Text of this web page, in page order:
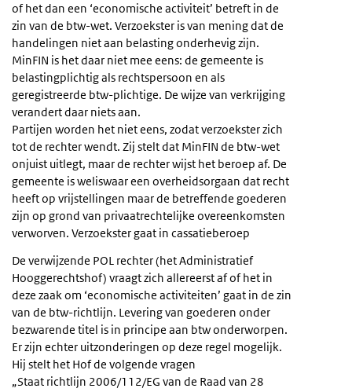
of het dan een ‘economische activiteit’ betreft in de
zin van de btw-wet. Verzoekster is van mening dat de
handelingen niet aan belasting onderhevig zijn.
MinFIN is het daar niet mee eens: de gemeente is
belastingplichtig als rechtspersoon en als
geregistreerde btw-plichtige. De wijze van verkrijging
verandert daar niets aan.
Partijen worden het niet eens, zodat verzoekster zich
tot de rechter wendt. Zij stelt dat MinFIN de btw-wet
onjuist uitlegt, maar de rechter wijst het beroep af. De
gemeente is weliswaar een overheidsorgaan dat recht
heeft op vrijstellingen maar de betreffende goederen
zijn op grond van privaatrechtelijke overeenkomsten
verworven. Verzoekster gaat in cassatieberoep
De verwijzende POL rechter (het Administratief
Hooggerechtshof) vraagt zich allereerst af of het in
deze zaak om ‘economische activiteiten’ gaat in de zin
van de btw-richtlijn. Levering van goederen onder
bezwarende titel is in principe aan btw onderworpen.
Er zijn echter uitzonderingen op deze regel mogelijk.
Hij stelt het Hof de volgende vragen
„Staat richtlijn 2006/112/EG van de Raad van 28